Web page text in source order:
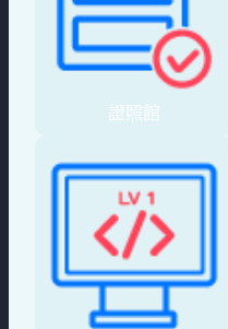
證照館